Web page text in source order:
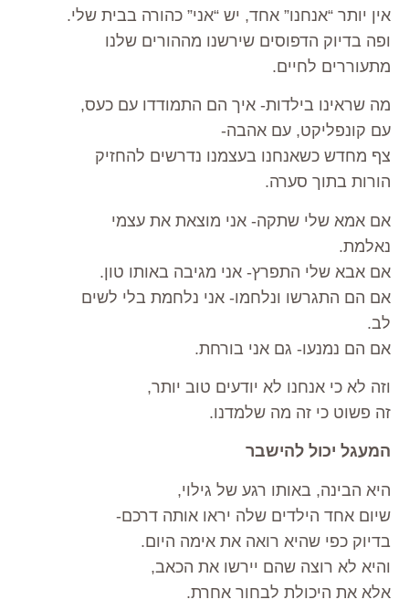
אין יותר “אנחנו” אחד, יש “אני” כהורה בבית שלי.
ופה בדיוק הדפוסים שירשנו מההורים שלנו
מתעוררים לחיים.
מה שראינו בילדות- איך הם התמודדו עם כעס,
עם קונפליקט, עם אהבה-
צף מחדש כשאנחנו בעצמנו נדרשים להחזיק
הורות בתוך סערה.
אם אמא שלי שתקה- אני מוצאת את עצמי
נאלמת.
אם אבא שלי התפרץ- אני מגיבה באותו טון.
אם הם התגרשו ונלחמו- אני נלחמת בלי לשים
לב.
אם הם נמנעו- גם אני בורחת.
וזה לא כי אנחנו לא יודעים טוב יותר,
זה פשוט כי זה מה שלמדנו.
המעגל יכול להישבר
היא הבינה, באותו רגע של גילוי,
שיום אחד הילדים שלה יראו אותה דרכם-
בדיוק כפי שהיא רואה את אימה היום.
והיא לא רוצה שהם יירשו את הכאב,
אלא את היכולת לבחור אחרת.